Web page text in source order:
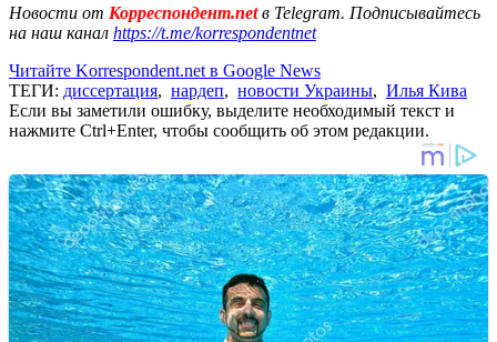
Новости от Корреспондент.netв Telegram. Подписывайтесь
на наш канал https://t.me/korrespondentnet
Читайте Korrespondent.net в Google News
ТЕГИ: диссертация, нардеп, новости Украины, Илья Кива
Если вы заметили ошибку, выделите необходимый текст и
нажмите Ctrl+Enter, чтобы сообщить об этом редакции.